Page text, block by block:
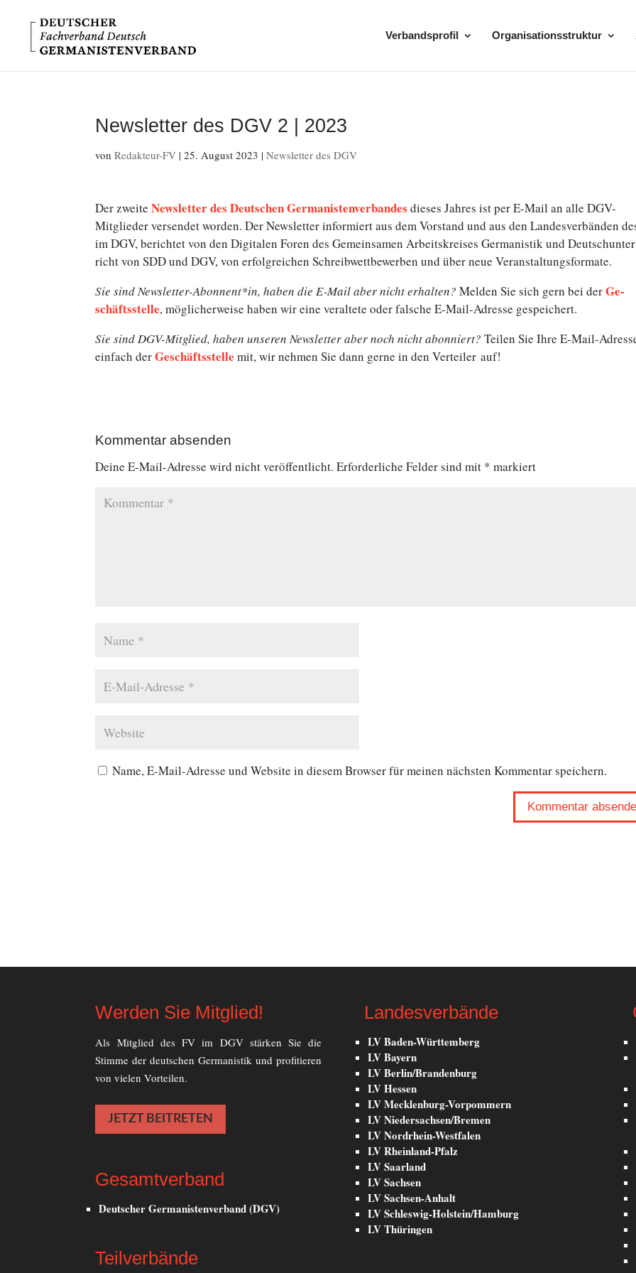
Verbandsprofil Organisationsstruktur
Newsletter des DGV 2 | 2023
vonRedakteur-FV |25. August 2023 |Newsletter des DGV
Der zweiteNews­let­ter des Deutschen Germanistenverbandes dieses Jahres ist per E‑Mail an alle DGV-
Mitglieder ver­sen­det worden. Der News­let­ter in­for­miert aus dem Vor­stand und aus den Lan­des­ver­bän­den
im DGV, be­rich­tet von den Di­gi­ta­len Foren des Ge­mein­sa­men Ar­beits­krei­ses Ger­ma­nis­tik und
richt von SDD und DGV, von er­folg­rei­chen Schreib­wett­be­wer­ben und über neue Veranstaltungsformate.
Sie sind Newsletter-Abonnent*in, haben die E‑Mail aber nicht er­hal­ten? Melden Sie sich gern bei derGe­
schäfts­stel­le, mög­li­cher­wei­se haben wir eine ver­al­te­te oder falsche E‑Mail-Adresse gespeichert.
Sie sind DGV-Mitglied, haben unseren News­let­ter aber noch nicht abon­niert? Teilen Sie Ihre E‑Mail-
einfach derGe­schäfts­stel­le mit, wir nehmen Sie dann gerne in den Ver­tei­ler auf!
Kommentar absenden
Deine E-Mail-Adresse wird nicht veröffentlicht. Erforderliche Felder sind mit * markiert
Name, E-Mail-Adresse und Website in diesem Browser für meinen nächsten Kommentar speichern.
Werden Sie Mitglied!
Als Mitglied des FV im DGV stärken Sie die
Stimme der deutschen Germanistik und profitieren
von vielen Vorteilen.
JETZT BEITRETEN
Gesamtverband
Deutscher Germanistenverband (DGV)
Teilverbände
Landesverbände
LV Baden-Württemberg
LV Bayern
LV Berlin/Brandenburg
LV Hessen
LV Mecklenburg-Vorpommern
LV Niedersachsen/Bremen
LV Nordrhein-Westfalen
LV Rheinland-Pfalz
LV Saarland
LV Sachsen
LV Sachsen-Anhalt
LV Schleswig-Holstein/Hamburg
LV Thüringen